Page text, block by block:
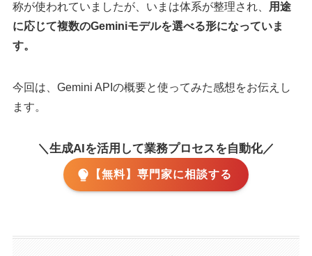
称が使われていましたが、いまは体系が整理され、
用途
に応じて複数のGeminiモデルを選べる形になっていま
す。
今回は、Gemini APIの概要と使ってみた感想をお伝えし
ます。
＼生成AIを活用して業務プロセスを自動化／
【無料】専門家に相談する